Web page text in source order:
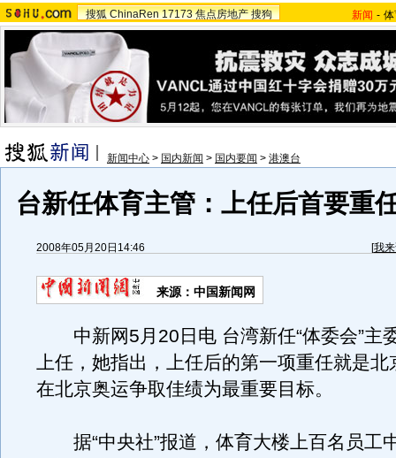
搜狐 ChinaRen 17173 焦点房地产 搜狗 新闻 -
新闻中心 > 国内新闻 > 国内要闻 > 港澳台
台新任体育主管：上任后首要重
2008年05月20日14:46 [我
来源：中国新闻网
中新网5月20日电 台湾新任“体委会”主
上任，她指出，上任后的第一项重任就是北
在北京奥运争取佳绩为最重要目标。
据“中央社”报道，体育大楼上百名员工